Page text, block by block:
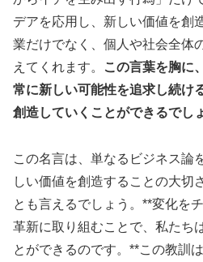
デアを応用し、新しい価値を創
業だけでなく、個人や社会全体
えてくれます。
この言葉を胸に
常に新しい可能性を追求し続け
創造していくことができるでし
この名言は、単なるビジネス論
しい価値を創造することの大切
とも言えるでしょう。**変化を
革新に取り組むことで、私たち
とができるのです。**この教訓